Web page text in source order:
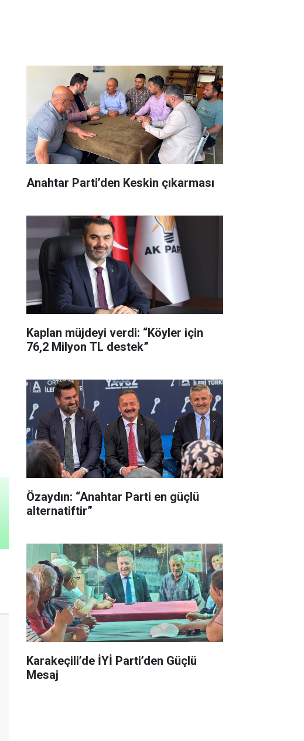
Anahtar Parti’den Keskin çıkarması
Kaplan müjdeyi verdi: “Köyler için
76,2 Milyon TL destek”
Özaydın: “Anahtar Parti en güçlü
alternatiftir”
Karakeçili’de İYİ Parti’den Güçlü
Mesaj